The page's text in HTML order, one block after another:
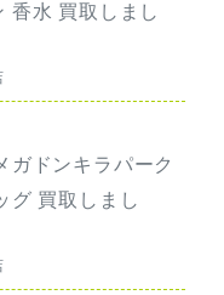
香水 買取しまし
ガドンキラパーク
グ 買取しまし